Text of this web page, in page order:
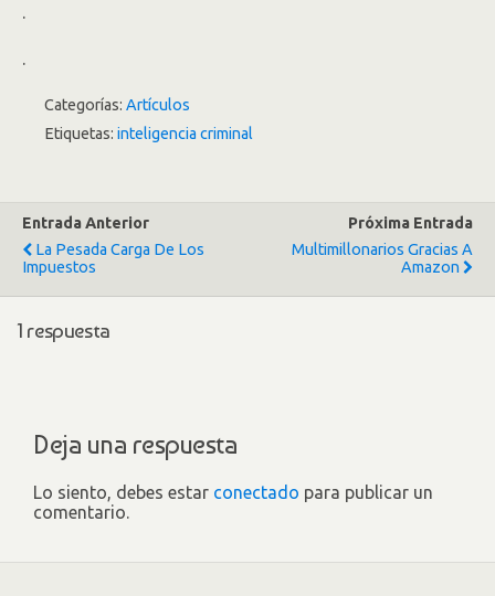
.
.
Categorías: Artículos
Etiquetas: inteligencia criminal
Entrada Anterior
La Pesada Carga De Los
Impuestos
Próxima Entrada
Multimillonarios Gracias A
Amazon
1 respuesta
Deja una respuesta
Lo siento, debes estar conectado para publicar un
comentario.